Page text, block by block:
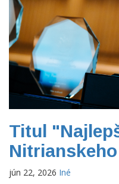
Titul
jún 22, 2026 Iné